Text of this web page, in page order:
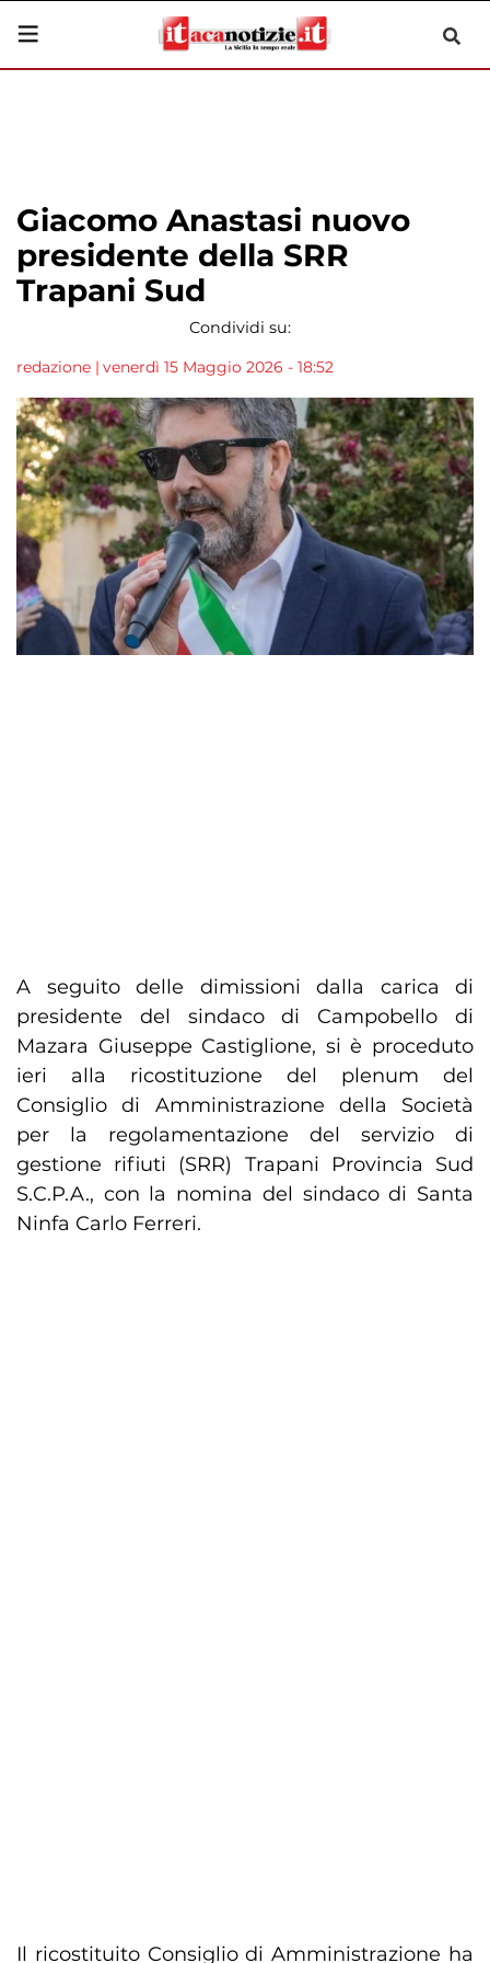
Giacomo Anastasi nuovo
presidente della SRR
Trapani Sud
Condividi su:
redazione | venerdì 15 Maggio 2026 - 18:52
A seguito delle dimissioni dalla carica di
presidente del sindaco di Campobello di
Mazara Giuseppe Castiglione, si è proceduto
ieri alla ricostituzione del plenum del
Consiglio di Amministrazione della Società
per la regolamentazione del servizio di
gestione rifiuti (SRR) Trapani Provincia Sud
S.C.P.A., con la nomina del sindaco di Santa
Ninfa Carlo Ferreri.
Il ricostituito Consiglio di Amministrazione ha